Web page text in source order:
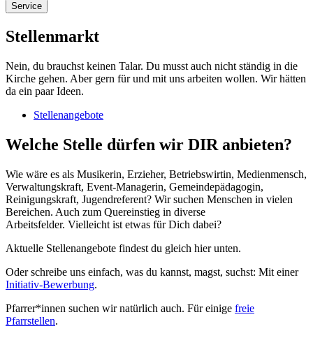
Service
Stellenmarkt
Nein, du brauchst keinen Talar. Du musst auch nicht ständig in die
Kirche gehen. Aber gern für und mit uns arbeiten wollen. Wir hätten
da ein paar Ideen.
Stellenangebote
Welche Stelle dürfen wir DIR anbieten?
Wie wäre es als Musikerin, Erzieher, Betriebswirtin, Medienmensch,
Verwaltungskraft, Event-Managerin, Gemeindepädagogin,
Reinigungskraft, Jugendreferent? Wir suchen Menschen in vielen
Bereichen. Auch zum Quereinstieg in diverse
Arbeitsfelder. Vielleicht ist etwas für Dich dabei?
Aktuelle Stellenangebote findest du gleich hier unten.
Oder schreibe uns einfach, was du kannst, magst, suchst: Mit einer
Initiativ-Bewerbung.
Pfarrer*innen suchen wir natürlich auch. Für einige freie
Pfarrstellen.